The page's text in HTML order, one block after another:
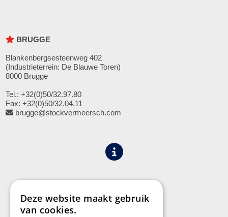
BRUGGE
Blankenbergsesteenweg 402
(Industrieterrein: De Blauwe Toren)
8000 Brugge
Tel.: +32(0)50/32.97.80
Fax: +32(0)50/32.04.11
brugge@stockvermeersch.com
Deze website maakt gebruik
van cookies.